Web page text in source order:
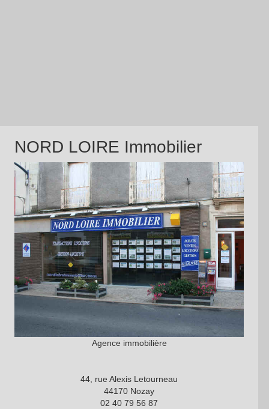
NORD LOIRE Immobilier
Agence immobilière
44, rue Alexis Letourneau
44170 Nozay
02 40 79 56 87